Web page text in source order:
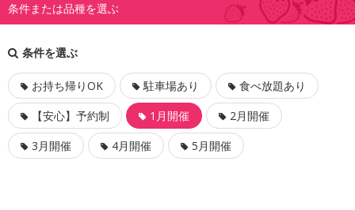
条件または品種を選ぶ
条件を選ぶ
お持ち帰りOK 駐車場あり
食べ放題あり
【安心】予約制
1月開催
2月開催
3月開催
4月開催 5月開催